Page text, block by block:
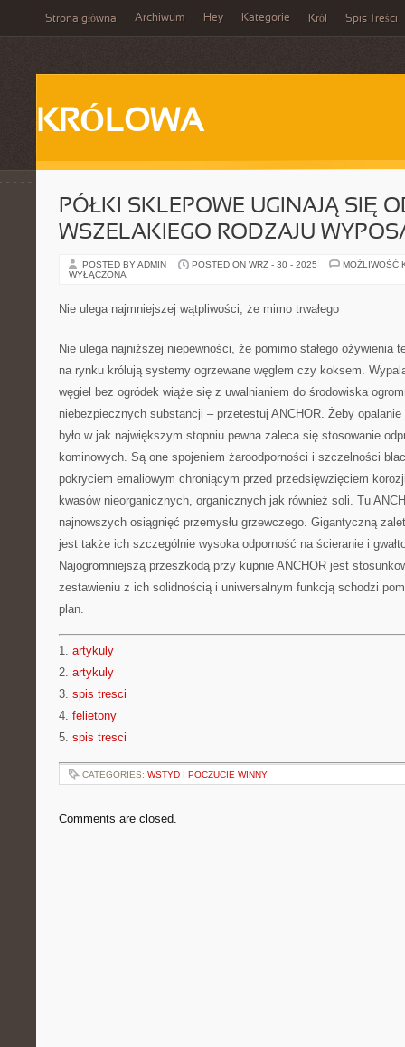
Strona główna Archiwum Hey Kategorie Król Spis Treści
KRÓLOWA
PÓŁKI SKLEPOWE UGINAJĄ SIĘ
WSZELAKIEGO RODZAJU
POSTED BY ADMIN POSTED ON WRZ - 30 - 2025
MOŻLIWOŚĆ
WYŁĄCZONA
Nie ulega najmniejszej wątpliwości, że mimo trwałego
Nie ulega najniższej niepewności, że pomimo stałego ożywienia
na rynku królują systemy ogrzewane węglem czy koksem.
węgiel bez ogródek wiąże się z uwalnianiem do środowiska
niebezpiecznych substancji – przetestuj ANCHOR. Żeby
było w jak największym stopniu pewna zaleca się stosowanie
kominowych. Są one spojeniem żaroodporności i szczelności
pokryciem emaliowym chroniącym przed przedsięwzięciem
kwasów nieorganicznych, organicznych jak również soli. Tu
najnowszych osiągnięć przemysłu grzewczego. Gigantyczną
jest także ich szczególnie wysoka odporność na ścieranie i
Najogromniejszą przeszkodą przy kupnie ANCHOR jest
zestawieniu z ich solidnością i uniwersalnym funkcją schodzi
plan.
1. artykuly
2. artykuly
3. spis tresci
4. felietony
5. spis tresci
CATEGORIES: WSTYD I POCZUCIE WINNY
Comments are closed.